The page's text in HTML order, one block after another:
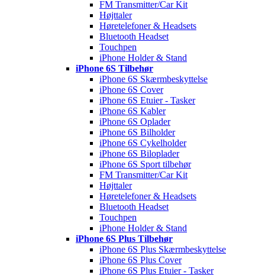
FM Transmitter/Car Kit
Højttaler
Høretelefoner & Headsets
Bluetooth Headset
Touchpen
iPhone Holder & Stand
iPhone 6S Tilbehør
iPhone 6S Skærmbeskyttelse
iPhone 6S Cover
iPhone 6S Etuier - Tasker
iPhone 6S Kabler
iPhone 6S Oplader
iPhone 6S Bilholder
iPhone 6S Cykelholder
iPhone 6S Biloplader
iPhone 6S Sport tilbehør
FM Transmitter/Car Kit
Højttaler
Høretelefoner & Headsets
Bluetooth Headset
Touchpen
iPhone Holder & Stand
iPhone 6S Plus Tilbehør
iPhone 6S Plus Skærmbeskyttelse
iPhone 6S Plus Cover
iPhone 6S Plus Etuier - Tasker